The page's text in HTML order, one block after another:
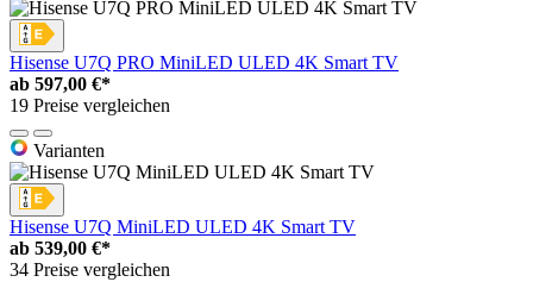
Hisense U7Q PRO MiniLED ULED 4K Smart TV
ab 597,00 €*
19 Preise vergleichen
Varianten
Hisense U7Q MiniLED ULED 4K Smart TV
ab 539,00 €*
34 Preise vergleichen